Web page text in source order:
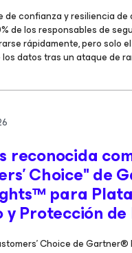
de confianza y resiliencia de
de los responsables de
rápidamente, pero solo
datos tras un ataque de
reconocida
Choice" de
para
y Protección
Choice de